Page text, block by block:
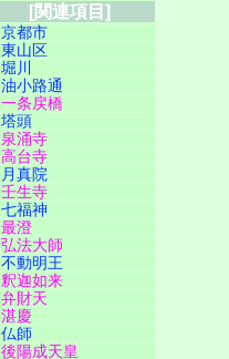
[関連項目]
京都市
東山区
堀川
油小路通
一条戻橋
塔頭
泉涌寺
高台寺
月真院
壬生寺
七福神
最澄
弘法大師
不動明王
釈迦如来
弁財天
湛慶
仏師
後陽成天皇